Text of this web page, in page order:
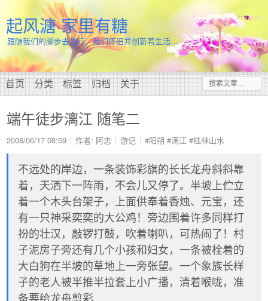
起风溏·家里有糖
跟随我们的脚步去旅行，我们怀旧并创新着生活…
首页 分类 标签 归档 关于
端午徒步漓江 随笔二
2008/06/17 08:59 作者: 阿忠 游记 #阳朔 #漓江 #桂林山水
不远处的岸边，一条装饰彩旗的长长龙舟斜斜靠
着，天洒下一阵雨，不会儿又停了。半坡上伫立
着一个木头台架子，上面供奉着香烛、元宝，还
有一只神采奕奕的大公鸡！旁边围着许多同样打
扮的壮汉，敲锣打鼓，吹着喇叭，可热闹了！村
子泥房子旁还有几个小孩和妇女，一条被栓着的
大白狗在半坡的草地上一旁张望。一个象族长样
子的老人被半推半拉套上小广播，清着喉咙，准
备要给龙舟剪彩…